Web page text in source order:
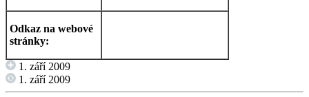
Odkaz na webové
stránky:
1. září 2009
1. září 2009